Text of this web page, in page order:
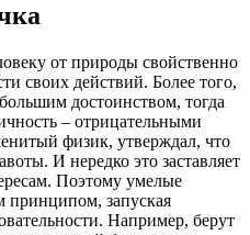
от природы свойственно
своих действий. Более того,
достоинством, тогда
– отрицательными
физик, утверждал, что
И нередко это заставляет
Поэтому умелые
принципом, запуская
Например, берут